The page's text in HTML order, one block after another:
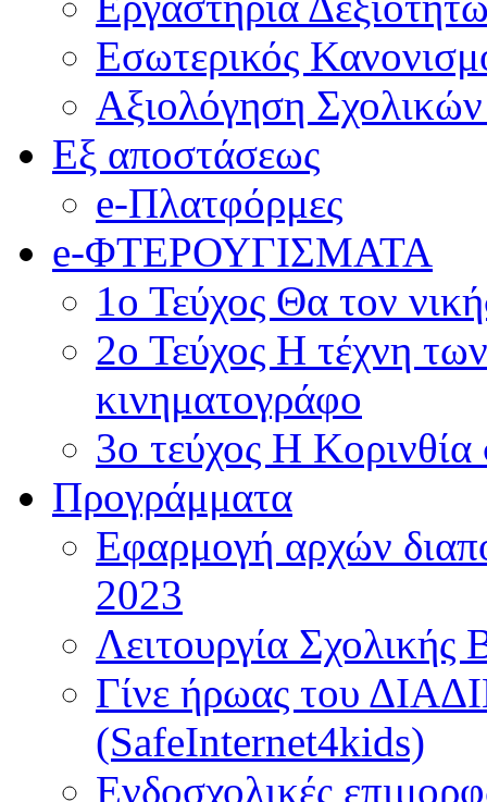
Εσωτερικός
Αξιολόγηση
Εξ αποστάσεως
e-Πλατφόρμες
e-ΦΤΕΡΟΥΓΙΣΜΑΤΑ
1ο Τεύχος Θα τον
2ο Τεύχος Η τέχνη
κινηματογράφο
3ο τεύχος Η
Προγράμματα
Εφαρμογή αρχών
2023
Λειτουργία Σχολικής
Γίνε ήρωας του
(SafeInternet4kids)
Ενδοσχολικές